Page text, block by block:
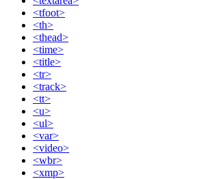
<tfoot>
<th>
<thead>
<time>
<title>
<tr>
<track>
<tt>
<u>
<ul>
<var>
<video>
<wbr>
<xmp>